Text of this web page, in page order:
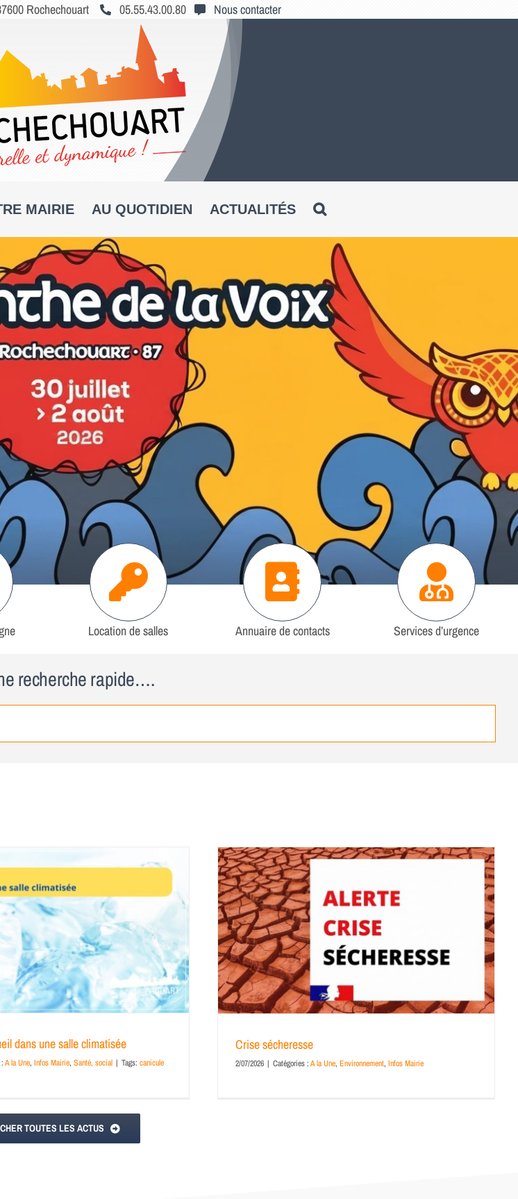
Rochechouart 05.55.43.00.80 Nous contacter
MAIRIE AU QUOTIDIEN ACTUALITÉS
Location de salles Annuaire de contacts Services d’urgence
recherche rapide….
dans une salle climatisée
A la Une, Infos Mairie, Santé, social | Tags: canicule
Crise sécheresse
2/07/2026 | Catégories :A la Une, Environnement, Infos Mairie
TOUTES LES ACTUS